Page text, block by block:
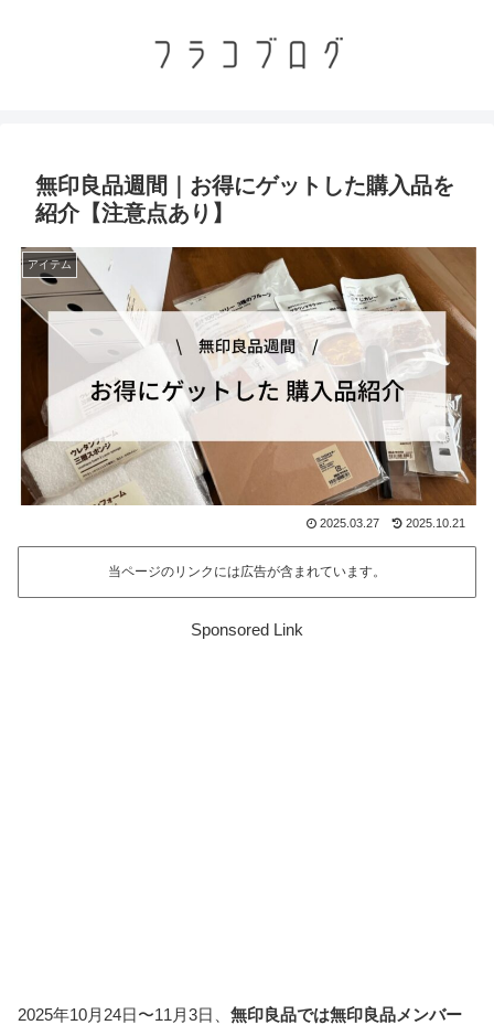
無印良品週間｜お得にゲットした購入品を
紹介【注意点あり】
アイテム
2025.03.27 2025.10.21
当ページのリンクには広告が含まれています。
Sponsored Link
2025年10月24日〜11月3日、 無印良品では無印良品メンバー